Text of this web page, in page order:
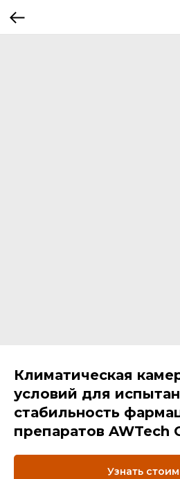
Климатическая
условий для
стабильность
препаратов AWTech
Узнать